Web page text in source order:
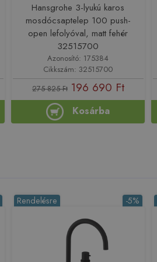
Hansgrohe 3-lyukú karos
mosdócsaptelep 100 push-
open lefolyóval, matt fehér
32515700
Azonosító: 175384
Cikkszám: 32515700
275 825 Ft 196 690 Ft
Kosárba
-5%
Rendelésre